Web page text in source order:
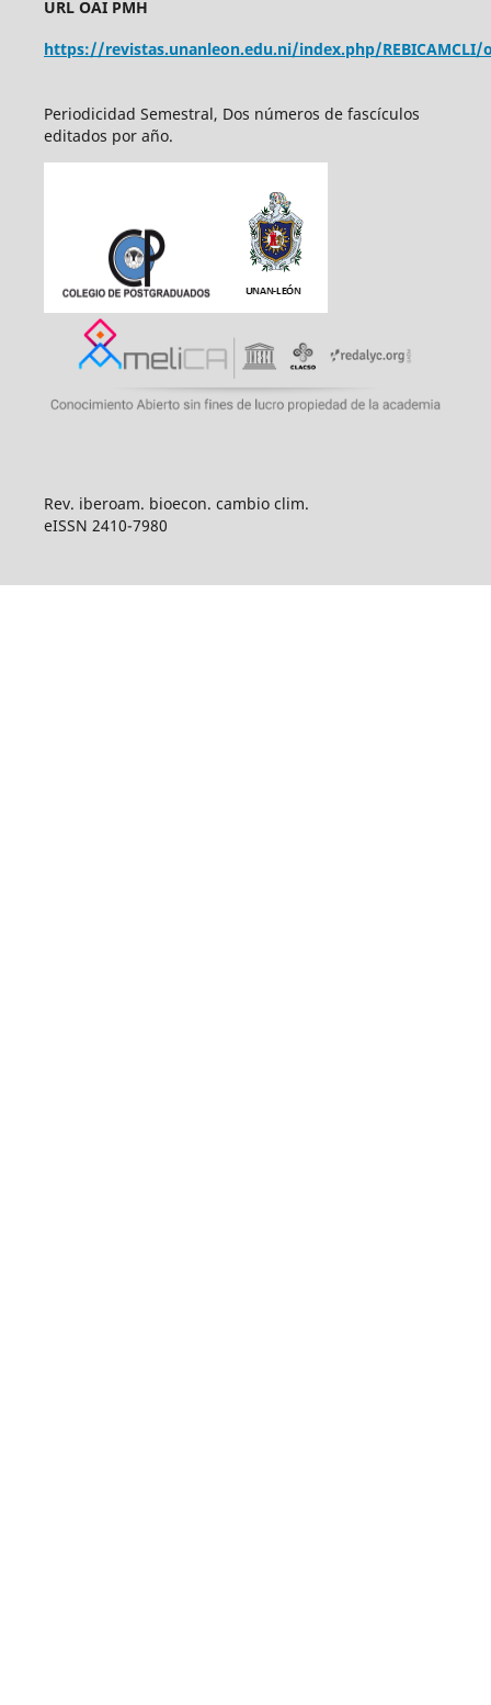
URL OAI PMH
https://revistas.unanleon.edu.ni/index.php/REBICAMCLI/
Periodicidad Semestral, Dos números de fascículos
editados por año.
Rev. iberoam. bioecon. cambio clim.
eISSN 2410-7980